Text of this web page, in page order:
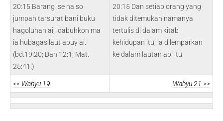
20:15 Barang ise na so
jumpah tarsurat bani buku
hagoluhan ai, idabuhkon ma
ia hubagas laut apuy ai.
(bd.19:20; Dan 12:1; Mat.
25:41.)
20:15 Dan setiap orang yang
tidak ditemukan namanya
tertulis di dalam kitab
kehidupan itu, ia dilemparkan
ke dalam lautan api itu.
<< Wahyu 19 Wahyu 21 >>